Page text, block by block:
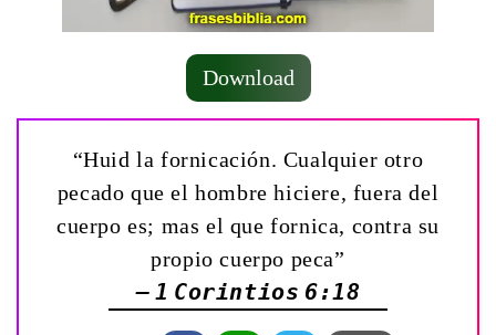
Download
“Huid la fornicación. Cualquier otro
pecado que el hombre hiciere, fuera del
cuerpo es; mas el que fornica, contra su
propio cuerpo peca”
— 1 Corintios 6:18